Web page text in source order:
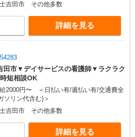
吉田市 その他多数
詳細を見る
田市▼デイサービスの看護師▼ラクラク
短相談OK
2000円〜 ＜日払い有/週払い有/交通費全
ソリン代含む)＞
吉田市 その他多数
詳細を見る